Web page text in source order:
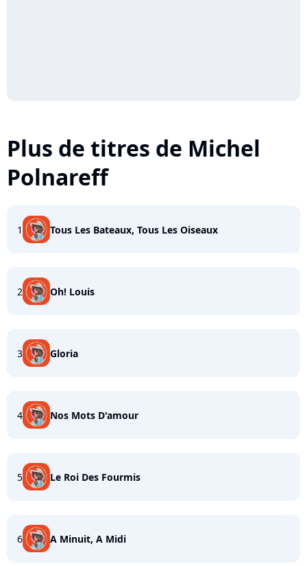
Plus de titres de Michel
Polnareff
1 Tous Les Bateaux, Tous Les Oiseaux
2 Oh! Louis
3 Gloria
4 Nos Mots D'amour
5 Le Roi Des Fourmis
6 A Minuit, A Midi